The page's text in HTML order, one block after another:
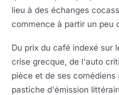
lieu à des échanges
commence à partir un peu
Du prix du café indexé sur
crise grecque, de l'auto
pièce et de ses
pastiche d'émission